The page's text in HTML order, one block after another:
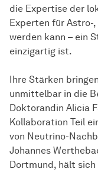
die Expertise der
Experten für Astro-
werden kann – ein
einzigartig ist.
Ihre Stärken
unmittelbar in die
Doktorandin Alicia
Kollaboration Teil
von Neutrino-
Johannes
Dortmund, hält